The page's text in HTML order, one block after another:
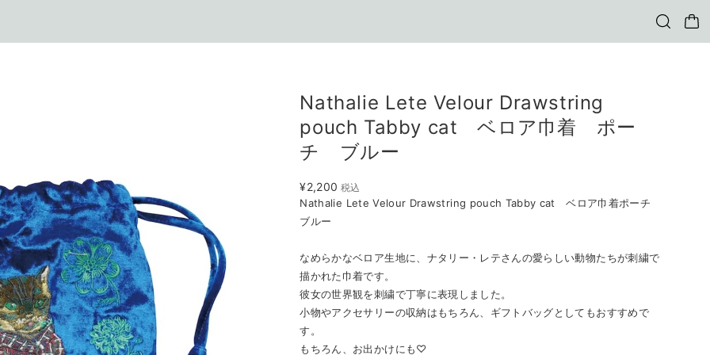
Nathalie Lete Velour Drawstring
pouch Tabby cat ベロア巾着 ポー
チ ブルー
¥2,200 税込
Nathalie Lete Velour Drawstring pouch Tabby cat ベロア巾着ポーチ
ブルー
なめらかなベロア生地に、ナタリー・レテさんの愛らしい動物たちが刺繍で
描かれた巾着です。
彼女の世界観を刺繍で丁寧に表現しました。
小物やアクセサリーの収納はもちろん、ギフトバッグとしてもおすすめで
す。
もちろん、お出かけにも♡